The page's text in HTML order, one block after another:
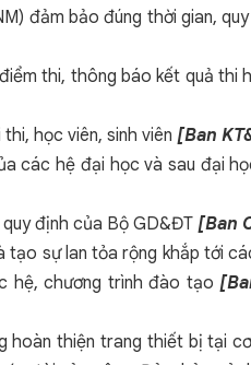
đảm bảo đúng thời gian,
thi, thông báo kết quả thi
học viên, sinh viên [Ban
các hệ đại học và sau đại
định của Bộ GD&ĐT [Ban
sự lan tỏa rộng khắp tới
hệ, chương trình đào tạo
hoàn thiện trang thiết bị tại